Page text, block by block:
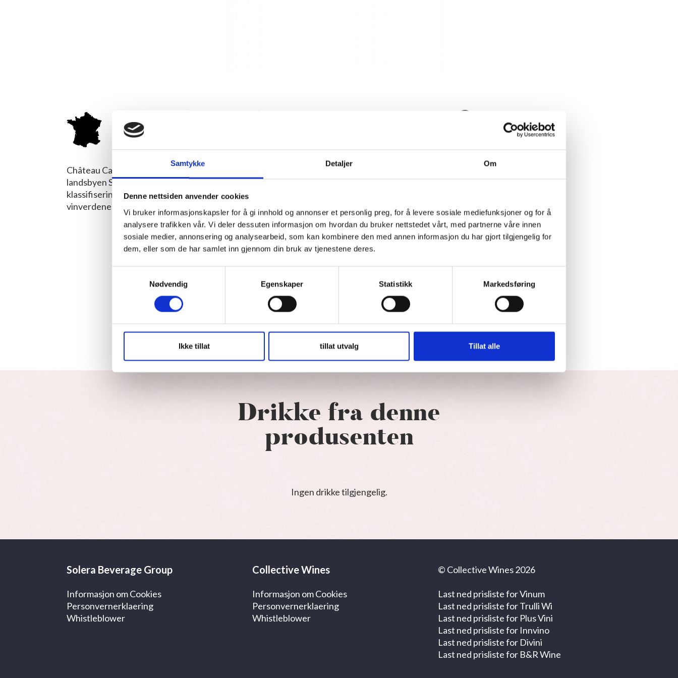
Samtykke Detaljer Om
Denne nettsiden anvender cookies
Vi bruker informasjonskapsler for å gi innhold og annonser et personlig preg, for å levere sosiale mediefunksjoner og for å
analysere trafikken vår. Vi deler dessuten informasjon om hvordan du bruker nettstedet vårt, med partnerne våre innen
sosiale medier, annonsering og analysearbeid, som kan kombinere den med annen informasjon du har gjort tilgjengelig for
dem, eller som de har samlet inn gjennom din bruk av tjenestene deres.
Nødvendig
Egenskaper Statistikk Markedsføring
Ikke tillat tillat utvalg Tillat alle
Château Calon-Ségur
Château Calon-Ségur er en tredje Grand Cru Classé-vingård i Bordeaux. Det ligger nord i
landsbyen Saint-Estèphe, midt i appellasjonen med samme navn i Médoc. Allerede før
klassifiseringen av Bordeaux-eiendommer i 1855 var Château Calon-Ségur et navn i
vinverdenen
Drikke fra denne
produsenten
Ingen drikke tilgjengelig.
Solera Beverage Group
Informasjon om Cookies
Personvernerklaering
Whistleblower
Collective Wines
Informasjon om Cookies
Personvernerklaering
Whistleblower
© Collective Wines 2026
Last ned prisliste for Vinum
Last ned prisliste for Trulli Wi
Last ned prisliste for Plus Vini
Last ned prisliste for Innvino
Last ned prisliste for Divini
Last ned prisliste for B&R Wine